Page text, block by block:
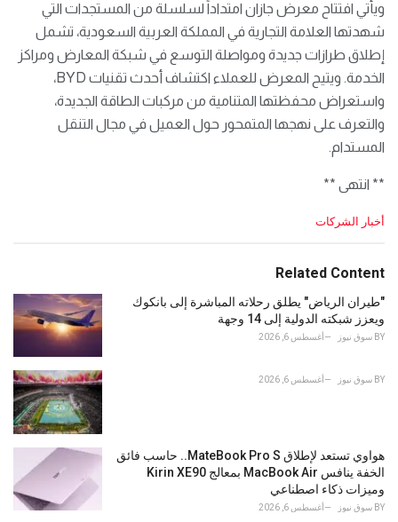
ويأتي افتتاح معرض جازان امتداداً لسلسلة من المستجدات التي
شهدتها العلامة التجارية في المملكة العربية السعودية، تشمل
إطلاق طرازات جديدة ومواصلة التوسع في شبكة المعارض ومراكز
الخدمة. ويتيح المعرض للعملاء اكتشاف أحدث تقنيات BYD،
واستعراض محفظتها المتنامية من مركبات الطاقة الجديدة،
والتعرف على نهجها المتمحور حول العميل في مجال التنقل
المستدام.
** انتهى **
C
e
o
r
i
:
أخبار الشركات
Related Content
"طيران الرياض" يطلق رحلاته المباشرة إلى بانكوك
ويعزز شبكته الدولية إلى 14 وجهة
BY سوق نيوز أغسطس 6, 2026
BY سوق نيوز أغسطس 6, 2026
هواوي تستعد لإطلاق MateBook Pro S.. حاسب فائق
الخفة ينافس MacBook Air بمعالج Kirin XE90
وميزات ذكاء اصطناعي
BY سوق نيوز أغسطس 6, 2026